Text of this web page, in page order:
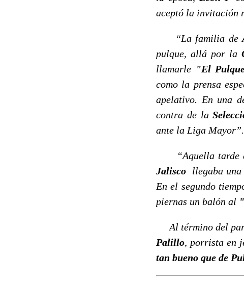
aceptó la invitación
“La familia de
pulque, allá por la
llamarle "El
como la prensa
apelativo. En una
contra de la
ante la Liga Mayor”.
“Aquella tarde
Jalisco llegaba una
En el segundo
piernas un balón al
Al término del
Palillo, porrista en
tan bueno que de